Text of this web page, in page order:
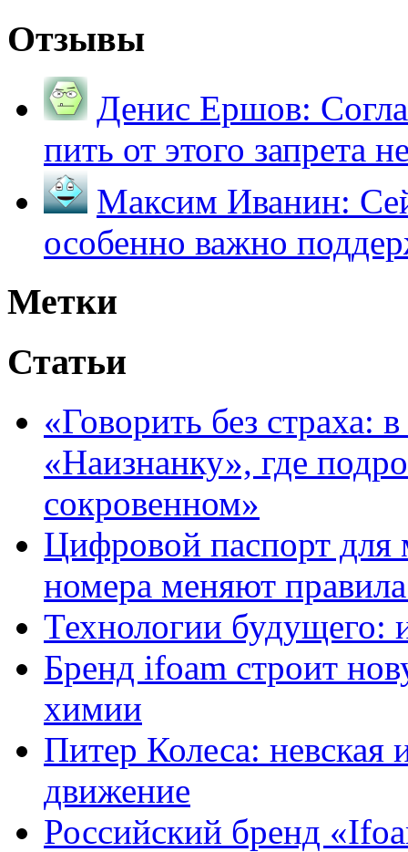
Отзывы
Денис Ершов:
пить от этого запрета
Максим Иванин:
особенно важно
Метки
Статьи
«Говорить без страха:
«Наизнанку», где
сокровенном»
Цифровой паспорт для
номера меняют
Технологии будущего:
Бренд ifoam строит
химии
Питер Колеса: невская
движение
Российский бренд